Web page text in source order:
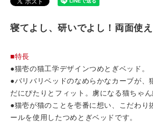
寝てよし、研いでよし！両面使
■特長
●猫壱の猫工学デザインつめとぎベッド。
●バリバリベッドのなめらかなカーブが、
だにぴたりとフィット。虜になる猫ちゃん
●猫壱が猫のことを壱番に想い、こだわり
ールを使用したつめとぎベッドです。